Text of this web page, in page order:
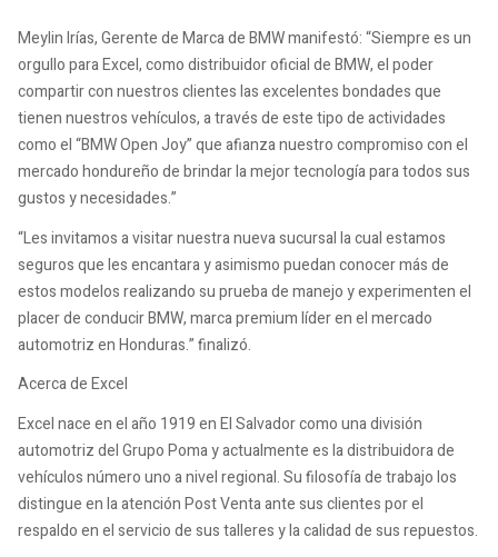
Meylin Irías, Gerente de Marca de BMW manifestó: “Siempre es un
orgullo para Excel, como distribuidor oficial de BMW, el poder
compartir con nuestros clientes las excelentes bondades que
tienen nuestros vehículos, a través de este tipo de actividades
como el “BMW Open Joy” que afianza nuestro compromiso con el
mercado hondureño de brindar la mejor tecnología para todos sus
gustos y necesidades.”
“Les invitamos a visitar nuestra nueva sucursal la cual estamos
seguros que les encantara y asimismo puedan conocer más de
estos modelos realizando su prueba de manejo y experimenten el
placer de conducir BMW, marca premium líder en el mercado
automotriz en Honduras.” finalizó.
Acerca de Excel
Excel nace en el año 1919 en El Salvador como una división
automotriz del Grupo Poma y actualmente es la distribuidora de
vehículos número uno a nivel regional. Su filosofía de trabajo los
distingue en la atención Post Venta ante sus clientes por el
respaldo en el servicio de sus talleres y la calidad de sus repuestos.